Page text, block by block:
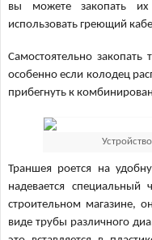
вы можете закопать
использовать греющий
Самостоятельно
особенно если колодец
прибегнуть к
Траншея роется на
надевается
строительном магазине,
виде трубы различного